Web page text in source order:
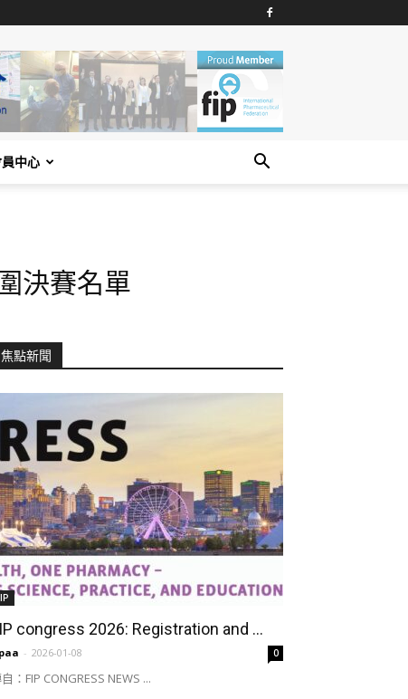
中心
決賽名單
焦點新聞
congress 2026: Registration and ...
- 2026-01-08 0
：FIP CONGRESS NEWS ...